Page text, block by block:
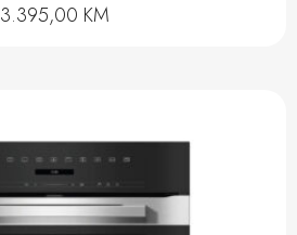
3.395,00 KM